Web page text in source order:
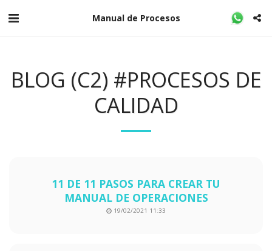
Manual de Procesos
BLOG (C2) #PROCESOS DE
CALIDAD
11 DE 11 PASOS PARA CREAR TU
MANUAL DE OPERACIONES
19/02/2021 11:33